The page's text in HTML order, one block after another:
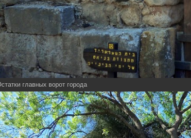
главных ворот города